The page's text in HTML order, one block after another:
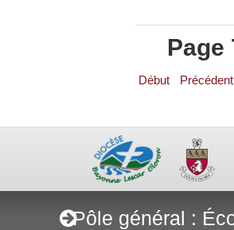
Page
Début Précédent
Pôle général :